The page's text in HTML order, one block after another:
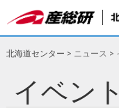
北海道センター > ニュース >
イベント